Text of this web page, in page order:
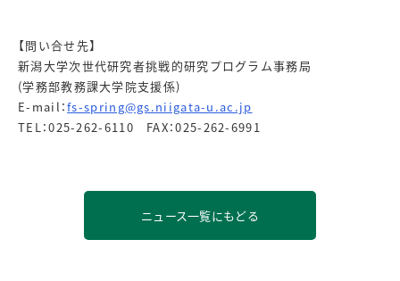
【問い合せ先】
新潟大学次世代研究者挑戦的研究プログラム事務局
(学務部教務課大学院支援係)
E-mail：fs-spring@gs.niigata-u.ac.jp
TEL：025-262-6110 FAX：025-262-6991
ニュース一覧にもどる